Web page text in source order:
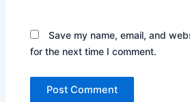
Save my name, email, and
for the next time I comment.